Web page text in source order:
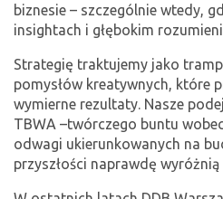
biznesie – szczególnie wtedy,
insightach i głębokim
Strategię traktujemy jako
pomysłów kreatywnych, które
wymierne rezultaty. Nasze
TBWA –twórczego buntu
odwagi ukierunkowanych na
przyszłości naprawdę